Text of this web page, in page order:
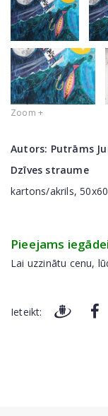
Zoom +
Autors: Putrāms
Dzīves straume
kartons/akrils,
Pieejams iegādei
Lai uzzinātu cenu,
Ieteikt: